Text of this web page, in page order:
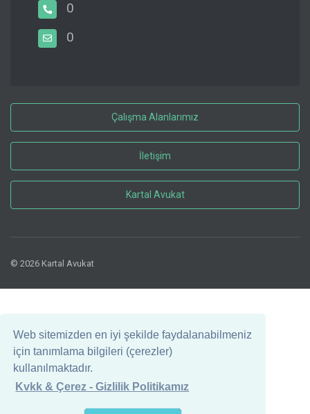
Web sitemizden en iyi şekilde faydalanabilmeniz
için tanımlama bilgileri (çerezler)
kullanılmaktadır.
Kvkk & Çerez - Gizlilik Politikamız
0
0
Çalışma Alanlarımız
İletişim
Kartal Avukat
© 2026 Kartal Avukat